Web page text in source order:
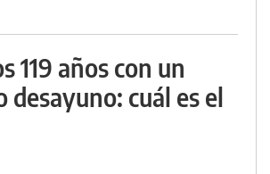
119 años con un
desayuno: cuál es el